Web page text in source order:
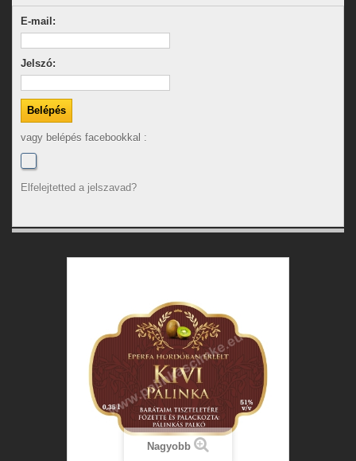
E-mail:
Jelszó:
vagy belépés facebookkal :
Elfelejtetted a jelszavad?
Nagyobb